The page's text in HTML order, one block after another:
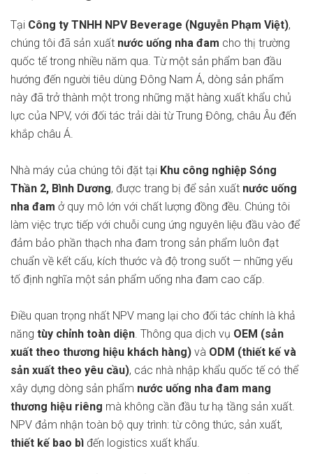
Tại Công ty TNHH NPV Beverage (Nguyễn Phạm Việt),
chúng tôi đã sản xuất nước uống nha đam cho thị trường
quốc tế trong nhiều năm qua. Từ một sản phẩm ban đầu
hướng đến người tiêu dùng Đông Nam Á, dòng sản phẩm
này đã trở thành một trong những mặt hàng xuất khẩu chủ
lực của NPV, với đối tác trải dài từ Trung Đông, châu Âu đến
khắp châu Á.
Nhà máy của chúng tôi đặt tại Khu công nghiệp Sóng
Thần 2, Bình Dương, được trang bị để sản xuất nước uống
nha đam ở quy mô lớn với chất lượng đồng đều. Chúng tôi
làm việc trực tiếp với chuỗi cung ứng nguyên liệu đầu vào để
đảm bảo phần thạch nha đam trong sản phẩm luôn đạt
chuẩn về kết cấu, kích thước và độ trong suốt — những yếu
tố định nghĩa một sản phẩm uống nha đam cao cấp.
Điều quan trọng nhất NPV mang lại cho đối tác chính là khả
năng tùy chỉnh toàn diện. Thông qua dịch vụ OEM (sản
xuất theo thương hiệu khách hàng) và ODM (thiết kế và
sản xuất theo yêu cầu), các nhà nhập khẩu quốc tế có thể
xây dựng dòng sản phẩm nước uống nha đam mang
thương hiệu riêng mà không cần đầu tư hạ tầng sản xuất.
NPV đảm nhận toàn bộ quy trình: từ công thức, sản xuất,
thiết kế bao bì đến logistics xuất khẩu.